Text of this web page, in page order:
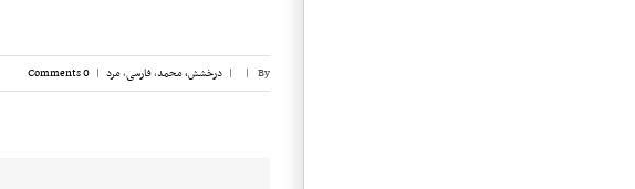
By
|
| درخشش،‌ محمد,فارسی,مرد |
0 Comments